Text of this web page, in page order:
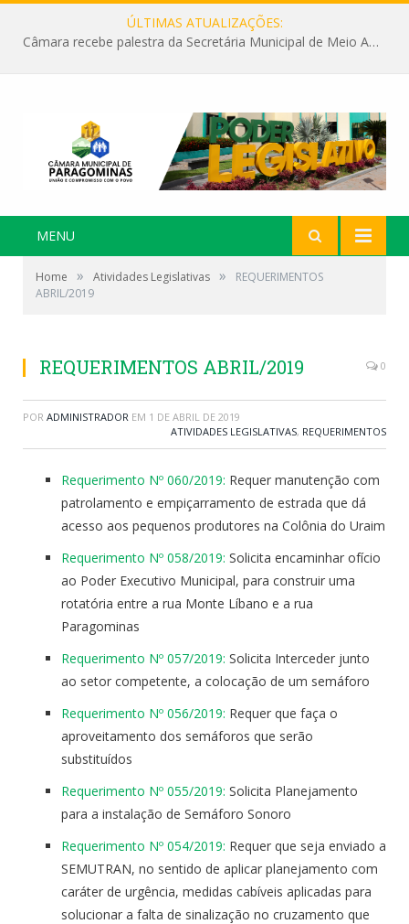
ÚLTIMAS ATUALIZAÇÕES:
Câmara recebe palestra da Secretária Municipal de Meio Ambiente sobre as ações da “SEMANA DO MEIO AMBIENTE”
MENU
Home » Atividades Legislativas »
REQUERIMENTOS
ABRIL/2019
REQUERIMENTOS ABRIL/2019 0
POR ADMINISTRADOR EM 1 DE ABRIL DE 2019
ATIVIDADES LEGISLATIVAS, REQUERIMENTOS
Requerimento Nº 060/2019: Requer manutenção com
patrolamento e empiçarramento de estrada que dá
acesso aos pequenos produtores na Colônia do Uraim
Requerimento Nº 058/2019: Solicita encaminhar ofício
ao Poder Executivo Municipal, para construir uma
rotatória entre a rua Monte Líbano e a rua
Paragominas
Requerimento Nº 057/2019: Solicita Interceder junto
ao setor competente, a colocação de um semáforo
Requerimento Nº 056/2019: Requer que faça o
aproveitamento dos semáforos que serão
substituídos
Requerimento Nº 055/2019: Solicita Planejamento
para a instalação de Semáforo Sonoro
Requerimento Nº 054/2019: Requer que seja enviado a
SEMUTRAN, no sentido de aplicar planejamento com
caráter de urgência, medidas cabíveis aplicadas para
solucionar a falta de sinalização no cruzamento que